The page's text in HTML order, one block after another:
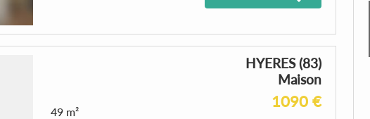
HYERES (83)
Maison
1090 €
49 m²